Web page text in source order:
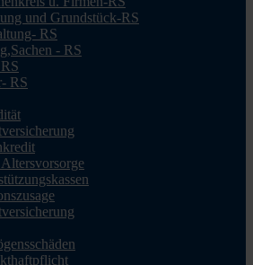
und Grundstück-RS
RS
- RS
RS